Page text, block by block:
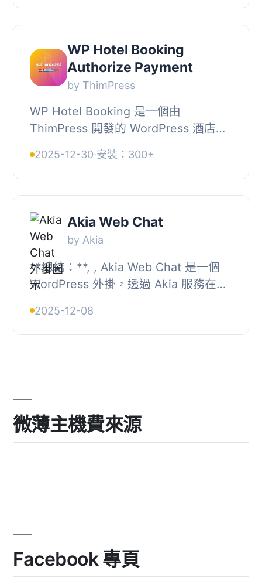
系統進行 WP Hotel Bo...
WP Hotel Booking
Authorize Payment
by ThimPress
WP Hotel Booking 是一個由
ThimPress 開發的 WordPress 酒店預
Authorize Payment 支援使用
Authorize.Net 作為 WP Hotel
Bookin...
2025-12-30·安裝：300+
Akia Web Chat
by Akia
**總結：**, , Akia Web Chat 是一個
WordPress 外掛，透過 Akia 服務在您
充當一個界面，將您的 WordPress 網
站與針對酒...
2025-12-08
微薄主機費來源
Facebook 專頁